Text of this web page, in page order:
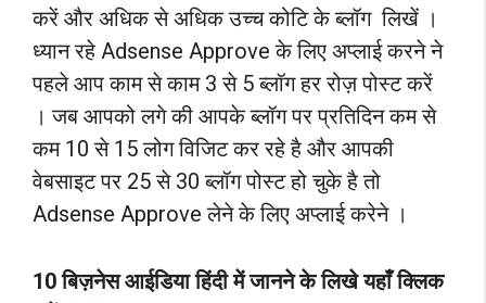
करें और अधिक से अधिक उच्च कोटि के ब्लॉग लिखें ।
ध्यान रहे Adsense Approve के लिए अप्लाई करने ने
पहले आप काम से काम 3 से 5 ब्लॉग हर रोज़ पोस्ट करें
। जब आपको लगे की आपके ब्लॉग पर प्रतिदिन कम से
कम 10 से 15 लोग विजिट कर रहे है और आपकी
वेबसाइट पर 25 से 30 ब्लॉग पोस्ट हो चुके है तो
Adsense Approve लेने के लिए अप्लाई करेने ।
10 बिज़नेस आईडिया हिंदी में जानने के लिखे यहाँ क्लिक